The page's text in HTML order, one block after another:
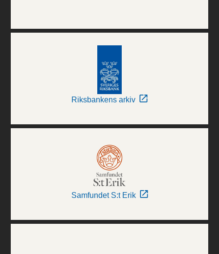
Riksbankens arkiv
Samfundet S:t Erik